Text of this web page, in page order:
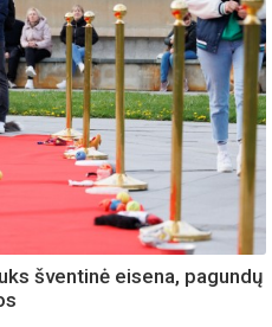
šventinė eisena, pagundų